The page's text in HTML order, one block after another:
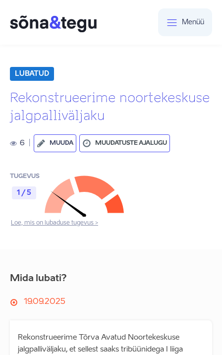
Menüü
LUBATUD
Rekonstrueerime noortekeskuse
jalgpalliväljaku
6 MUUDA MUUDATUSTE AJALUGU
TUGEVUS
1 / 5
Loe, mis on lubaduse tugevus >
Mida lubati?
19.09.2025
Rekonstrueerime Tõrva Avatud Noortekeskuse
jalgpalliväljaku, et sellest saaks tribüünidega I liiga